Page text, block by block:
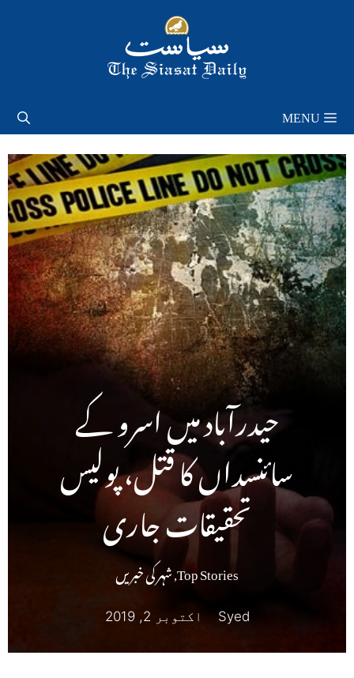
MENU
حیدرآباد میں اسرو کے
سائنسداں کا قتل، پولیس
تحقیقات جاری
Top Stories
,شہر کی خبریں
Syed اکتوبر 2, 2019